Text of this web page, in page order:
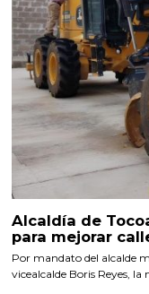
Alcaldía de
para mejorar
Por mandato del alcalde
vicealcalde Boris Reyes,